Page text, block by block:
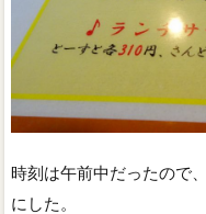
時刻は午前中だったので
にした。